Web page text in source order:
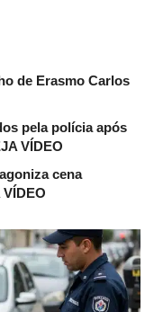
de Erasmo Carlos
pela polícia após
VÍDEO
cena